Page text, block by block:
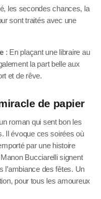
les secondes chances, la
sont traités avec une
: En plaçant une libraire au
la part belle aux
et de rêve.
de papier
roman qui sent bon les
Il évoque ces soirées où
par une histoire
Bucciarelli signent
des fêtes. Un
pour tous les amoureux